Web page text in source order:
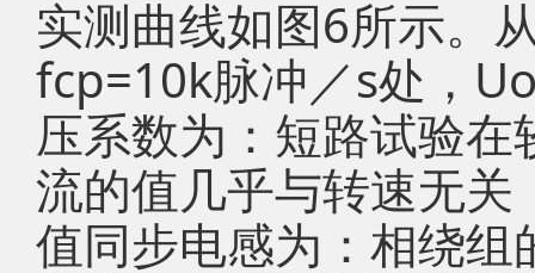
实测曲线如图6所示。
fcp=10k脉冲／s处，
压系数为：短路试验
流的值几乎与转速无
值同步电感为：相绕